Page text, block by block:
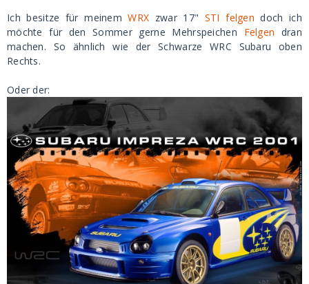
Ich besitze für meinemWRX zwar 17" STI felgen doch ich
möchte für den Sommer gerne Mehrspeichen Felgen dran
machen. So ähnlich wie der Schwarze WRC Subaru oben
Rechts.
Oder der: